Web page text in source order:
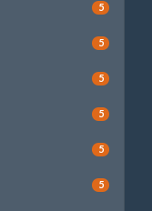
5
5
5
5
5
5